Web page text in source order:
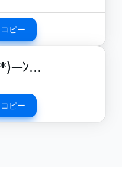
コピー
ﾝ…
コピー